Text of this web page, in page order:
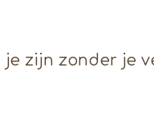
je zijn zonder je